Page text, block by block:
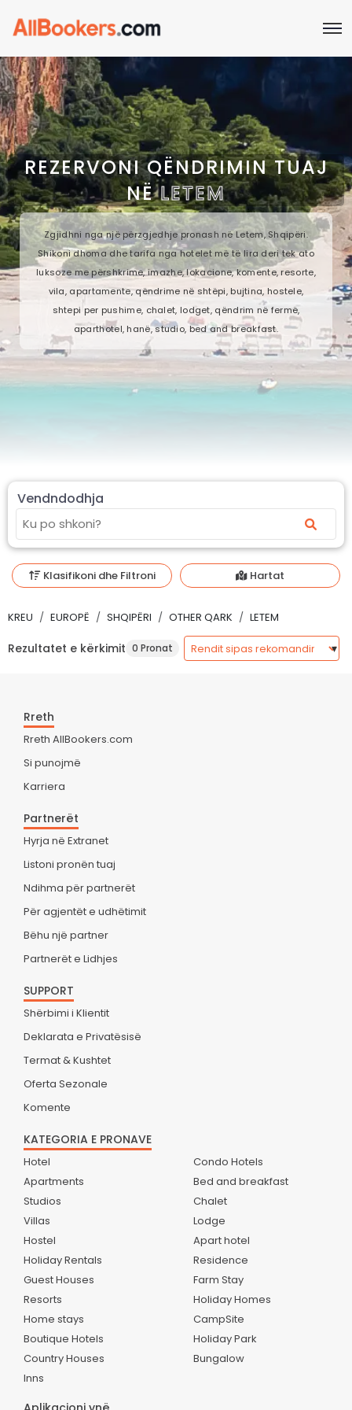
REZERVONI QËNDRIMIN TUAJ
NËLETEM
Zgjidhni nga një përzgjedhje pronash në Letem, Shqipëri.
Shikoni dhoma dhe tarifa nga hotelet më të lira deri tek ato
luksoze me përshkrime, imazhe, lokacione, komente, resorte,
vila, apartamente, qëndrime në shtëpi, bujtina, hostele,
shtepi per pushime, chalet, lodget, qëndrim në fermë,
aparthotel, hanë, studio, bed and breakfast.
Vendndodhja
Klasifikoni dhe Filtroni Hartat
KREU EUROPË SHQIPËRI OTHER QARK LETEM
Rezultatet e kërkimit 0 Pronat
Rreth
Rreth AllBookers.com
Si punojmë
Karriera
Partnerët
Hyrja në Extranet
Listoni pronën tuaj
Ndihma për partnerët
Për agjentët e udhëtimit
Bëhu një partner
Partnerët e Lidhjes
SUPPORT
Shërbimi i Klientit
Deklarata e Privatësisë
Termat & Kushtet
Oferta Sezonale
Komente
KATEGORIA E PRONAVE
Hotel
Apartments
Studios
Villas
Hostel
Holiday Rentals
Guest Houses
Resorts
Home stays
Boutique Hotels
Country Houses
Inns
Condo Hotels
Bed and breakfast
Chalet
Lodge
Apart hotel
Residence
Farm Stay
Holiday Homes
CampSite
Holiday Park
Bungalow